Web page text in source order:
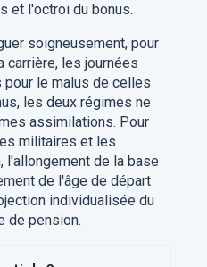
et l'octroi du bonus.
soigneusement, pour
carrière, les journées
le malus de celles
les deux régimes ne
assimilations. Pour
militaires et les
l'allongement de la base
de l'âge de départ
individualisée du
de pension.